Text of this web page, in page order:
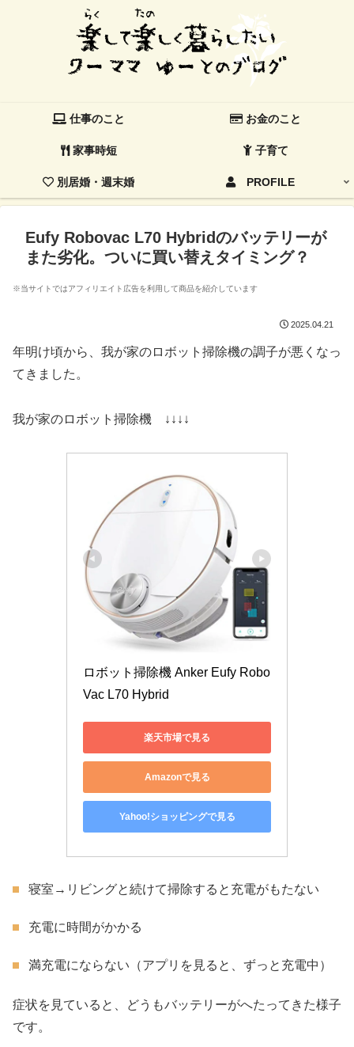
仕事のこと お金のこと
家事時短 子育て
別居婚・週末婚 PROFILE
Eufy Robovac L70 Hybridのバッテリーが
また劣化。ついに買い替えタイミング？
※当サイトではアフィリエイト広告を利用して商品を紹介しています
2025.04.21
年明け頃から、我が家のロボット掃除機の調子が悪くなっ
てきました。
我が家のロボット掃除機 ↓↓↓↓
ロボット掃除機 Anker Eufy Robo
Vac L70 Hybrid
楽天市場で見る
Amazonで見る
Yahoo!ショッピングで見る
寝室→リビングと続けて掃除すると充電がもたない
充電に時間がかかる
満充電にならない（アプリを見ると、ずっと充電中）
症状を見ていると、どうもバッテリーがへたってきた様子
です。